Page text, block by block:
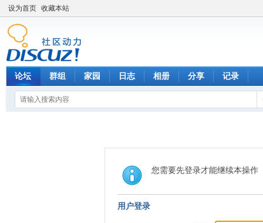
设为首页 收藏本站
论坛 群组 家园 日志 相册 分享 记录
您需要先登录才能继续本操作
用户登录